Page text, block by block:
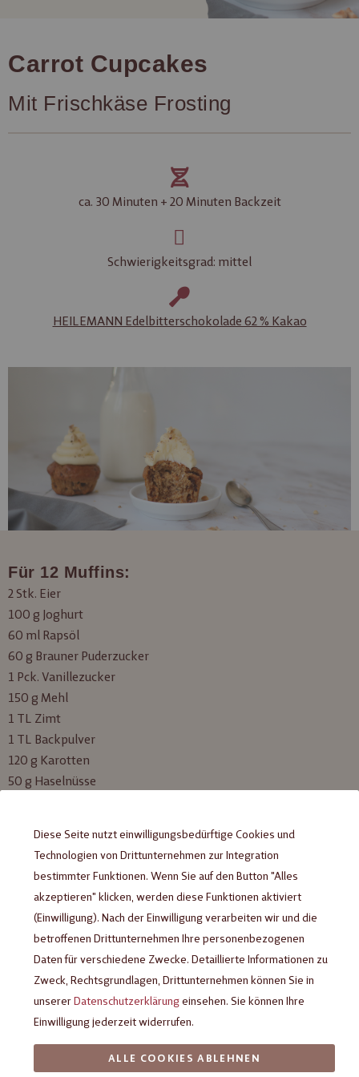
Carrot Cupcakes
Mit Frischkäse Frosting
ca. 30 Minuten + 20 Minuten Backzeit
Schwierigkeitsgrad: mittel
HEILEMANN Edelbitterschokolade 62 % Kakao
Für 12 Muffins:
2 Stk. Eier
100 g Joghurt
60 ml Rapsöl
60 g Brauner Puderzucker
1 Pck. Vanillezucker
150 g Mehl
1 TL Zimt
1 TL Backpulver
120 g Karotten
50 g Haselnüsse
Für das Frosting:
150 g weiche Butter
200 g Puderzucker
200 g Frischkäse
Zubereitung
Eier, Joghurt, Rapsöl, Zucker, Vanillezucker und eine Prise Salz
Diese Seite nutzt einwilligungsbedürftige Cookies und
Technologien von Drittunternehmen zur Integration
bestimmter Funktionen. Wenn Sie auf den Button "Alles
akzeptieren" klicken, werden diese Funktionen aktiviert
(Einwilligung). Nach der Einwilligung verarbeiten wir und die
betroffenen Drittunternehmen Ihre personenbezogenen
Daten für verschiedene Zwecke. Detaillierte Informationen zu
Zweck, Rechtsgrundlagen, Drittunternehmen können Sie in
unsererDatenschutzerklärungeinsehen. Sie können Ihre
Einwilligung jederzeit widerrufen.
ALLE COOKIES ABLEHNEN